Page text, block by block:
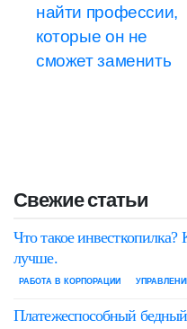
записям
найти профессии,
которые он не
сможет заменить
Свежие статьи
Что такое инвесткопилка?
лучше.
РАБОТА В КОРПОРАЦИИ
Платежеспособный